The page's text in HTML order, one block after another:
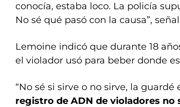
conocía, estaba loco. La policía
No sé qué pasó con la causa”,
Lemoine indicó que durante 18
el violador usó para beber donde
“No sé si sirve o no sirve, la guardé
registro de ADN de violadores no